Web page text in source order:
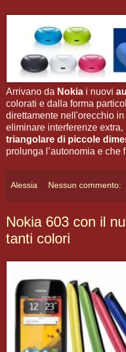
Arrivano da Nokia i nuovi
colorati e dalla forma
direttamente nell'orecchio
eliminare interferenze extra,
triangolare di piccole
prolunga l’autonomia e che
Alessia Nessun commento:
Nokia 603 con il
tanti colori